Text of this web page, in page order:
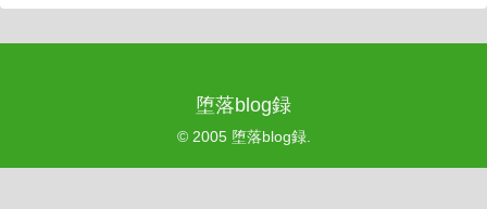
堕落blog録
© 2005 堕落blog録.